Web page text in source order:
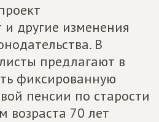
и другие изменения
В
предлагают в
фиксированную
пенсии по старости
возраста 70 лет